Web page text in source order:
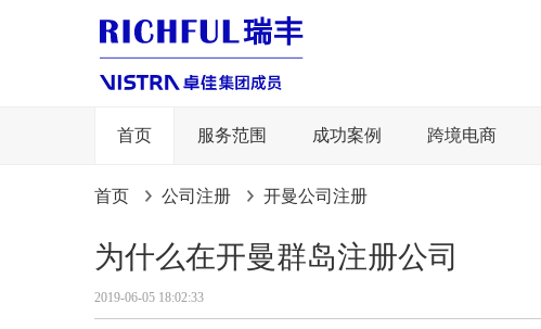
首页 服务范围 成功案例 跨境电商
首页 公司注册 开曼公司注册
为什么在开曼群岛注册公司
2019-06-05 18:02:33